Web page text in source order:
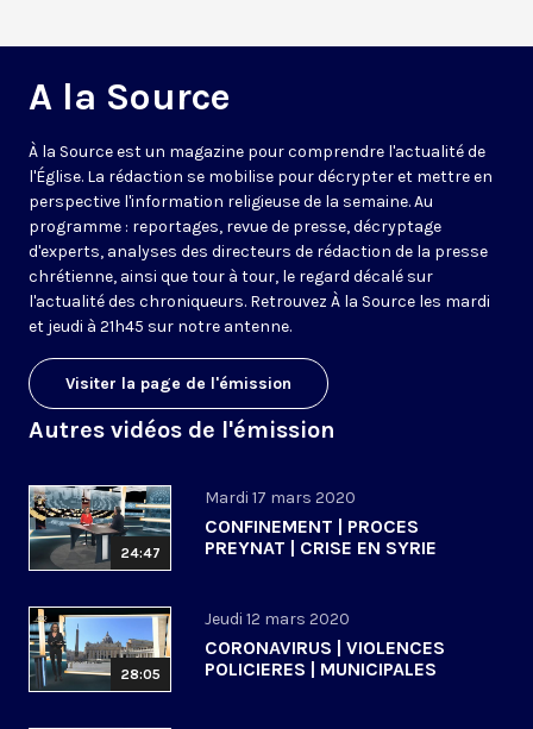
A la Source
À la Source est un magazine pour comprendre l'actualité de
l'Église. La rédaction se mobilise pour décrypter et mettre en
perspective l'information religieuse de la semaine. Au
programme : reportages, revue de presse, décryptage
d'experts, analyses des directeurs de rédaction de la presse
chrétienne, ainsi que tour à tour, le regard décalé sur
l'actualité des chroniqueurs. Retrouvez À la Source les mardi
et jeudi à 21h45 sur notre antenne.
Visiter la page de l'émission
Autres vidéos de l'émission
24:47
Mardi 17 mars 2020
CONFINEMENT | PROCES
PREYNAT | CRISE EN SYRIE
28:05
Jeudi 12 mars 2020
CORONAVIRUS | VIOLENCES
POLICIERES | MUNICIPALES